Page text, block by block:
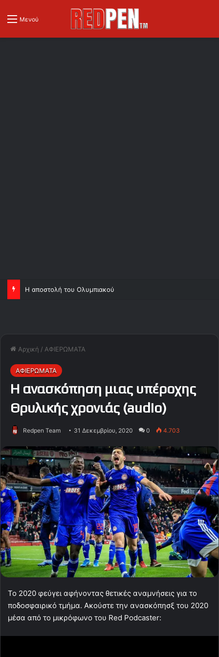
Μενού
Η αποστολή του Ολυμπιακού
Αρχική / ΑΦΙΕΡΩΜΑΤΑ
ΑΦΙΕΡΩΜΑΤΑ
Η ανασκόπηση μιας υπέροχης
Θρυλικής χρονιάς (audio)
Redpen Team 31 Δεκεμβρίου, 2020 0 4.703
Το 2020 φεύγει αφήνοντας θετικές αναμνήσεις για το
ποδοσφαιρικό τμήμα. Ακούστε την ανασκόπησξ του 2020
μέσα από το μικρόφωνο του Red Podcaster: